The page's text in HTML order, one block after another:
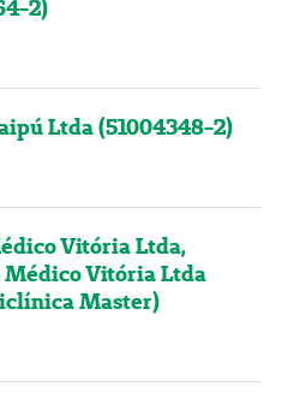
2)
Ltda (51004348-2)
Vitória Ltda,
Médico Vitória Ltda
Master)